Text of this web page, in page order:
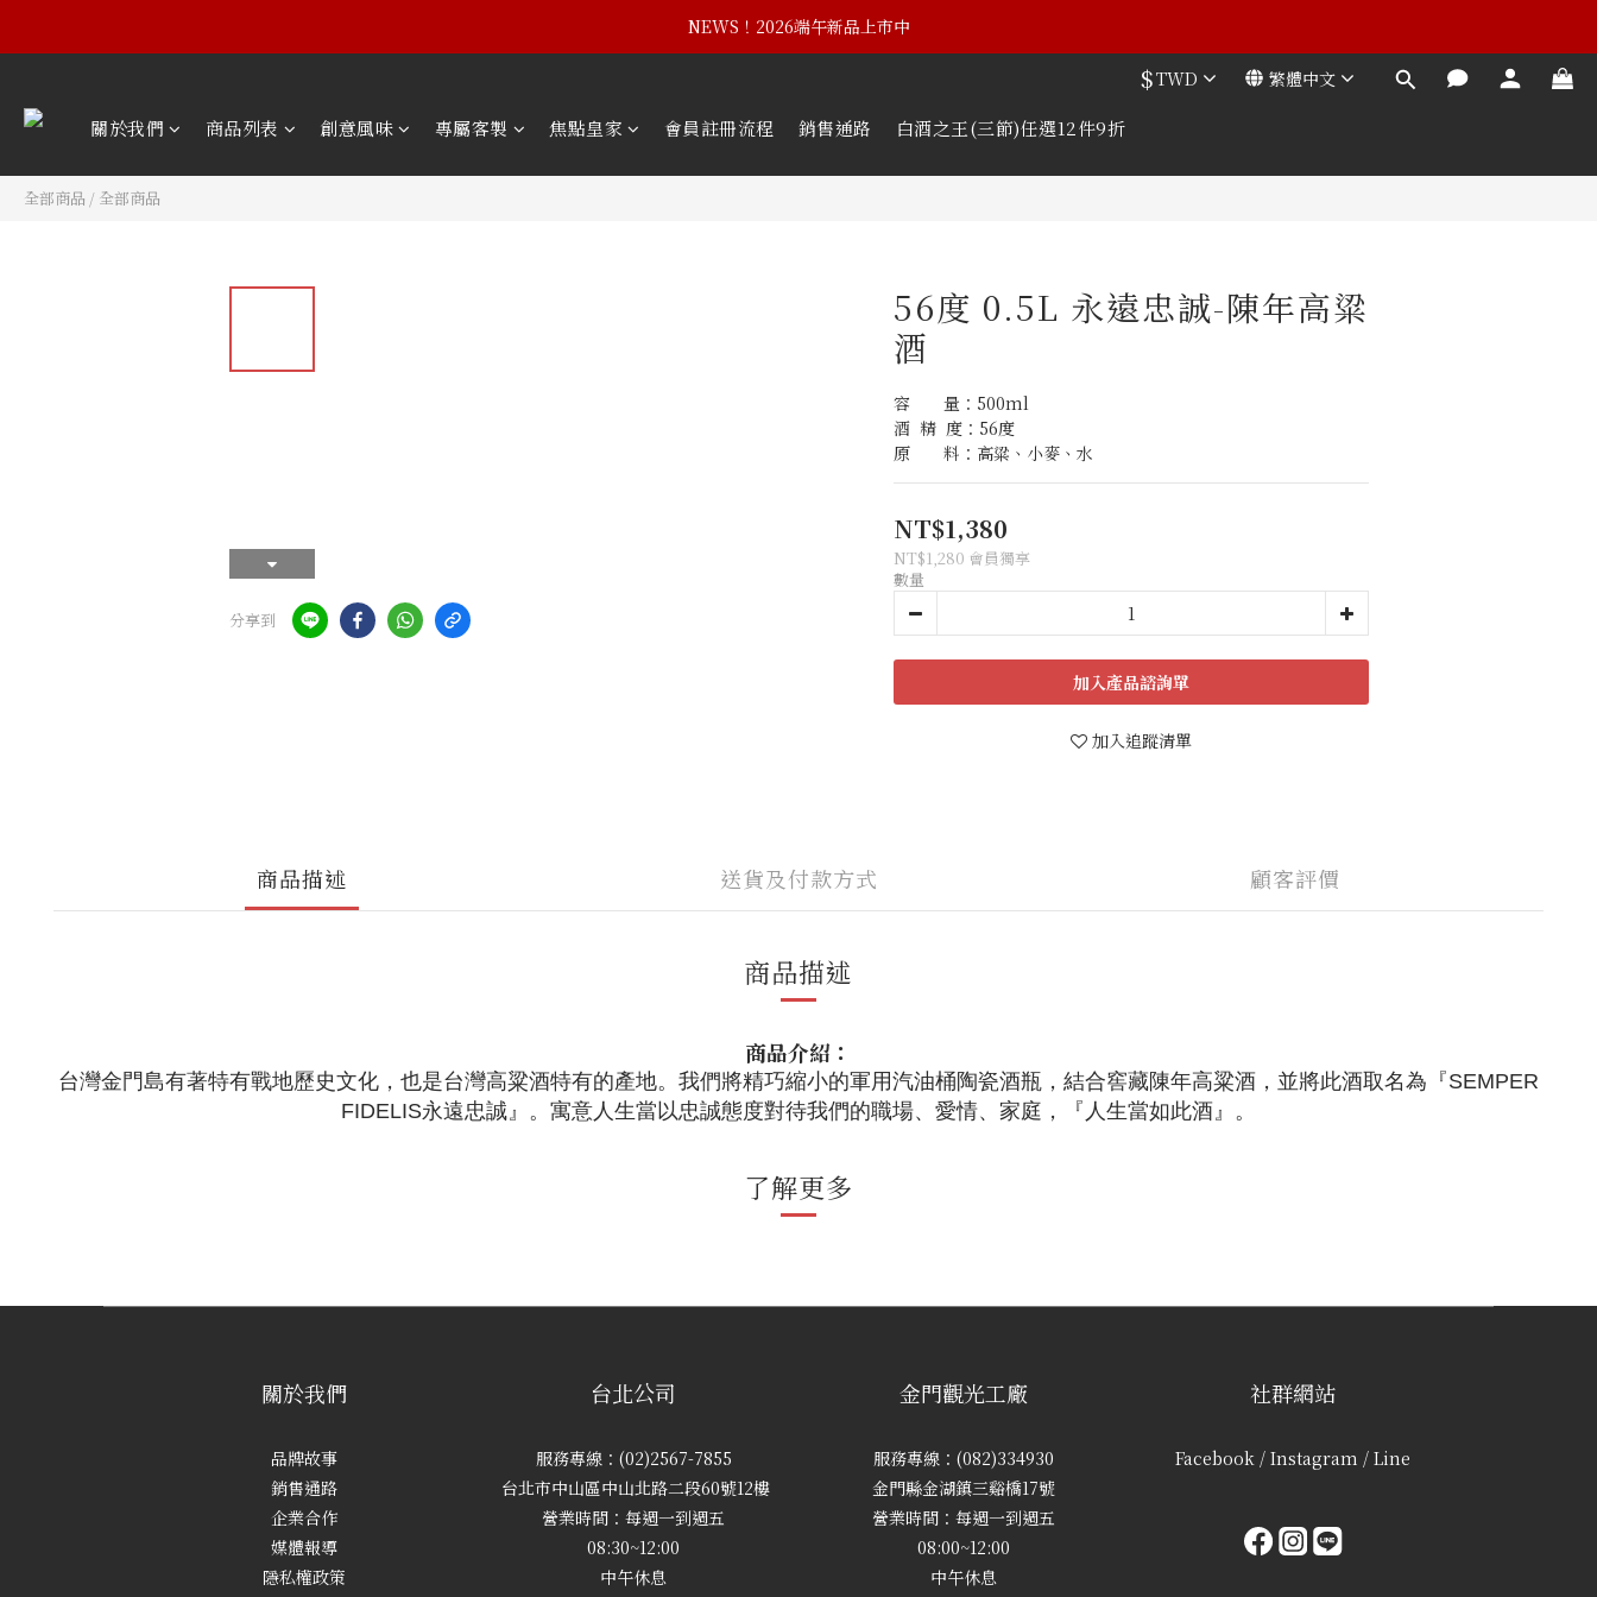
NEWS！黃埔建校102週年紀念酒
NEWS！2026端午新品上市中
$TWD 繁體中文
關於我們 商品列表 創意風味 專屬客製 焦點皇家 會員註冊流程 銷售通路 白酒之王(三節)任選12件9折
全部商品 / 全部商品
分享到
56度 0.5L 永遠忠誠-陳年高粱
酒
容　　量：500ml
酒  精  度：56度
原　　料：高粱、小麥、水
NT$1,380
NT$1,280 會員獨享
數量
加入追蹤清單
商品描述 送貨及付款方式 顧客評價
商品描述
商品介紹：
台灣金門島有著特有戰地歷史文化，也是台灣高粱酒特有的產地。我們將精巧縮小的軍用汽油桶陶瓷酒瓶，結合窖藏陳年高粱酒，並將此酒取名為『SEMPER
FIDELIS永遠忠誠』。寓意人生當以忠誠態度對待我們的職場、愛情、家庭，『人生當如此酒』。
了解更多
關於我們
品牌故事
銷售通路
企業合作
媒體報導
隱私權政策
台北公司
服務專線：(02)2567-7855
台北市中山區中山北路二段60號12樓
營業時間：每週一到週五
08:30~12:00
中午休息
金門觀光工廠
服務專線：(082)334930
金門縣金湖鎮三谿橋17號
營業時間：每週一到週五
08:00~12:00
中午休息
社群網站
Facebook / Instagram / Line